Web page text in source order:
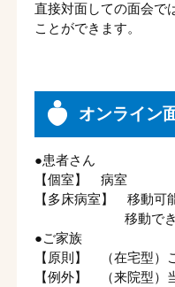
直接対面しての面会で
ことができます。
オンライン
●患者さん
【個室】 病室
【多床病室】 移動可
移動できない
●ご家族
【原則】 （在宅型）
【例外】 （来院型）